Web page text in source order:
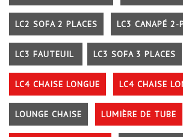
LC2 SOFA 2 PLACES LC3 CANAPÉ 2-
LC3 FAUTEUIL LC3 SOFA 3 PLACES
LC4 CHAISE LONGUE LC4 CHAISE
LOUNGE CHAISE LUMIÈRE DE TUBE